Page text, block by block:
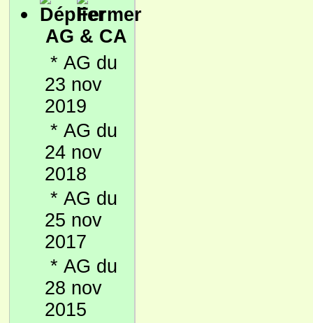
AG & CA
* AG du
23 nov
2019
* AG du
24 nov
2018
* AG du
25 nov
2017
* AG du
28 nov
2015